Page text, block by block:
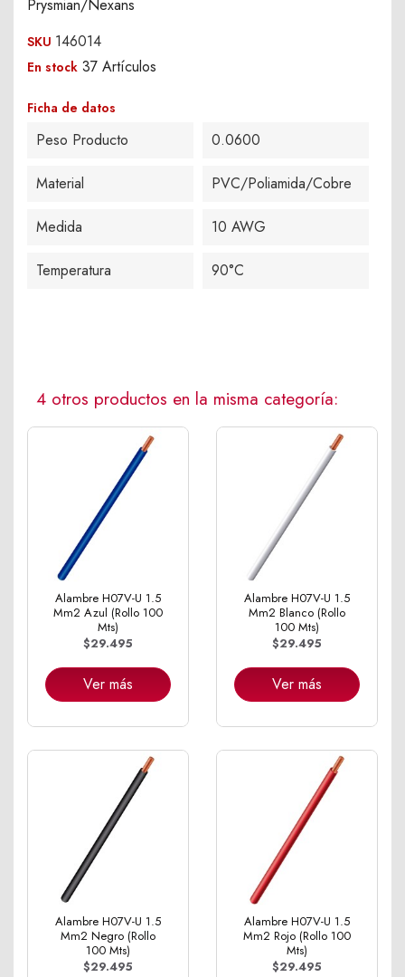
Prysmian/Nexans
SKU 146014
En stock 37 Artículos
Ficha de datos
Peso Producto 0.0600
Material PVC/Poliamida/Cobre
Medida 10 AWG
Temperatura 90°C
4 otros productos en la misma categoría:
Alambre H07V-U 1.5
Mm2 Azul (Rollo 100
Mts)
$29.495
Ver más
Alambre H07V-U 1.5
Mm2 Blanco (Rollo
100 Mts)
$29.495
Ver más
Alambre H07V-U 1.5
Mm2 Negro (Rollo
100 Mts)
$29.495
Alambre H07V-U 1.5
Mm2 Rojo (Rollo 100
Mts)
$29.495